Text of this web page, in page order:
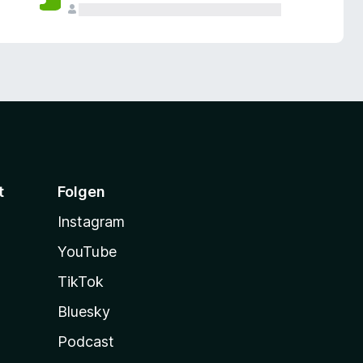
Folgen
Instagram
YouTube
TikTok
Bluesky
Podcast